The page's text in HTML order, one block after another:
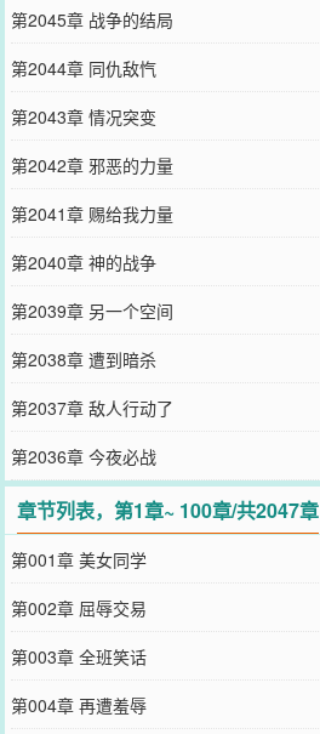
第2045章 战争的结局
第2044章 同仇敌忾
第2043章 情况突变
第2042章 邪恶的力量
第2041章 赐给我力量
第2040章 神的战争
第2039章 另一个空间
第2038章 遭到暗杀
第2037章 敌人行动了
第2036章 今夜必战
章节列表，第1章~ 100章/共2047章
第001章 美女同学
第002章 屈辱交易
第003章 全班笑话
第004章 再遭羞辱